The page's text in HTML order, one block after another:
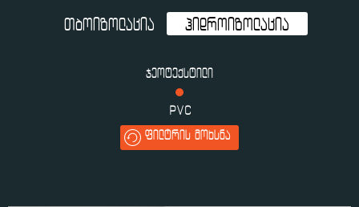
ᲗᲑᲝᲘᲖᲝᲚᲐᲪᲘᲐ ᲰᲘᲓᲠᲝᲘᲖᲝᲚᲐᲪᲘᲐ
ᲯᲔᲝᲢᲔᲥᲡᲢᲘᲚᲘ
PVC
ᲤᲘᲚᲢᲠᲘᲡ ᲛᲝᲮᲡᲜᲐ